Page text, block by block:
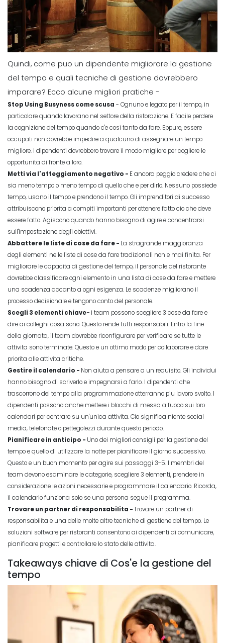
Quindi, come puo un dipendente migliorare la gestione
del tempo e quali tecniche di gestione dovrebbero
imparare? Ecco alcune migliori pratiche -
Stop Using Busyness come scusa - Ognuno e legato per il tempo, in
particolare quando lavorano nel settore della ristorazione. E facile perdere
la cognizione del tempo quando c'e cosi tanto da fare. Eppure, essere
occupati non dovrebbe impedire a qualcuno di assegnare un tempo
migliore. I dipendenti dovrebbero trovare il modo migliore per cogliere le
opportunita di fronte a loro.
Metti via l'atteggiamento negativo - E ancora peggio credere che ci
sia meno tempo o meno tempo di quello che e per dirlo. Nessuno possiede
tempo, usano il tempo e prendono il tempo. Gli imprenditori di successo
attribuiscono priorita a compiti importanti per ottenere fatto cio che deve
essere fatto. Agiscono quando hanno bisogno di agire e concentrarsi
sull'impostazione degli obiettivi.
Abbattere le liste di cose da fare - La stragrande maggioranza
degli elementi nelle liste di cose da fare tradizionali non e mai finita. Per
migliorare le capacita di gestione del tempo, il personale del ristorante
dovrebbe classificare ogni elemento in una lista di cose da fare e mettere
una scadenza accanto a ogni esigenza. Le scadenze migliorano il
processo decisionale e tengono conto del personale.
Scegli 3 elementi chiave- i team possono scegliere 3 cose da fare e
dire ai colleghi cosa sono. Questo rende tutti responsabili. Entro la fine
della giornata, il team dovrebbe riconfigurare per verificare se tutte le
attivita sono terminate. Questo e un ottimo modo per collaborare e dare
priorita alle attivita critiche.
Gestire il calendario - Non aiuta a pensare a un requisito. Gli individui
hanno bisogno di scriverlo e impegnarsi a farlo. I dipendenti che
trascorrono del tempo alla programmazione otterranno piu lavoro svolto. I
dipendenti possono anche mettere i blocchi di messa a fuoco sui loro
calendari per centrare su un'unica attivita. Cio significa niente social
media, telefonate o pettegolezzi durante questo periodo.
Pianificare in anticipo - Uno dei migliori consigli per la gestione del
tempo e quello di utilizzare la notte per pianificare il giorno successivo.
Questo e un buon momento per agire sui passaggi 3-5. I membri del
team devono esaminare le categorie, scegliere 3 elementi, prendere in
considerazione le azioni necessarie e programmare il calendario. Ricorda,
il calendario funziona solo se una persona segue il programma.
Trovare un partner di responsabilita -Trovare un partner di
responsabilita e una delle molte altre tecniche di gestione del tempo. Le
soluzioni software per ristoranti consentono ai dipendenti di comunicare,
pianificare progetti e controllare lo stato delle attivita.
Takeaways chiave di Cos'e la gestione del
tempo